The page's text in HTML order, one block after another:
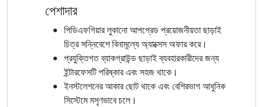
পেশাদার
পিডিএফগিয়ার লুকানো আপগ্রেড প্রয়োজনীয়তা ছাড়াই
চিত্র সন্নিবেশে বিনামূল্যে অ্যাক্সেস অফার করে।
প্রযুক্তিগত ব্যাকগ্রাউন্ড ছাড়াই ব্যবহারকারীদের জন্য
ইন্টারফেসটি পরিষ্কার এবং সহজ থাকে।
ইনস্টলেশনের আকার ছোট থাকে এবং বেশিরভাগ আধুনিক
সিস্টেমে মসৃণভাবে চলে।